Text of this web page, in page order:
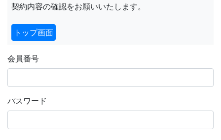
契約内容の確認をお願いいたします。
トップ画面
会員番号
パスワード